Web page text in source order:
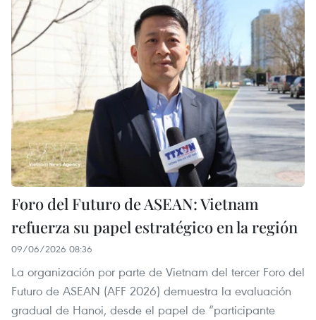
Foro del Futuro de ASEAN: Vietnam
refuerza su papel estratégico en la región
09/06/2026 08:36
La organización por parte de Vietnam del tercer Foro del
Futuro de ASEAN (AFF 2026) demuestra la evaluación
gradual de Hanoi, desde el papel de “participante